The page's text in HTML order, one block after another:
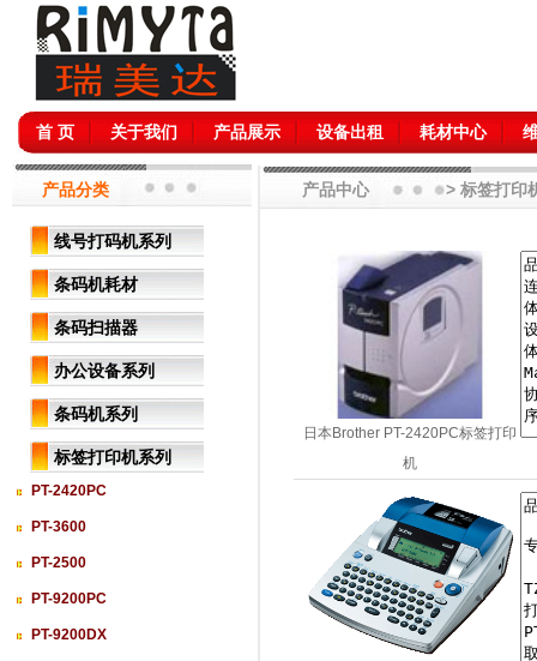
首 页 关于我们 产品展示 设备出租 耗材中心
产品分类
线号打码机系列
条码机耗材
条码扫描器
办公设备系列
条码机系列
标签打印机系列
PT-2420PC
PT-3600
PT-2500
PT-9200PC
PT-9200DX
产品中心 > 标签打印机
日本Brother PT-2420PC标签打印
机